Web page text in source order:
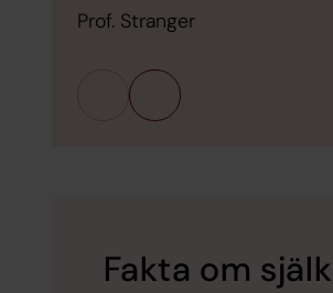
Prof. Stranger
Fakta om